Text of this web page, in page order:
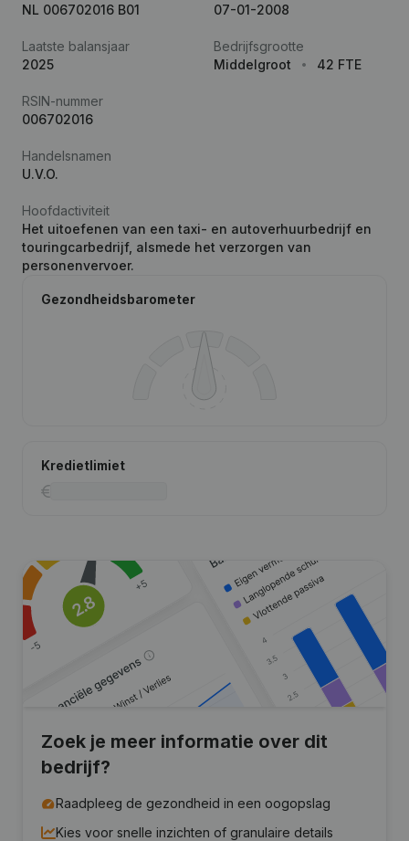
NL 006702016 B01
07-01-2008
Laatste balansjaar
2025
Bedrijfsgrootte
Middelgroot
42 FTE
RSIN-nummer
006702016
Handelsnamen
U.V.O.
Hoofdactiviteit
Het uitoefenen van een taxi- en autoverhuurbedrijf en
touringcarbedrijf, alsmede het verzorgen van
personenvervoer.
Gezondheidsbarometer
Kredietlimiet
Zoek je meer informatie over dit
bedrijf?
Raadpleeg de gezondheid in een oogopslag
Kies voor snelle inzichten of granulaire details